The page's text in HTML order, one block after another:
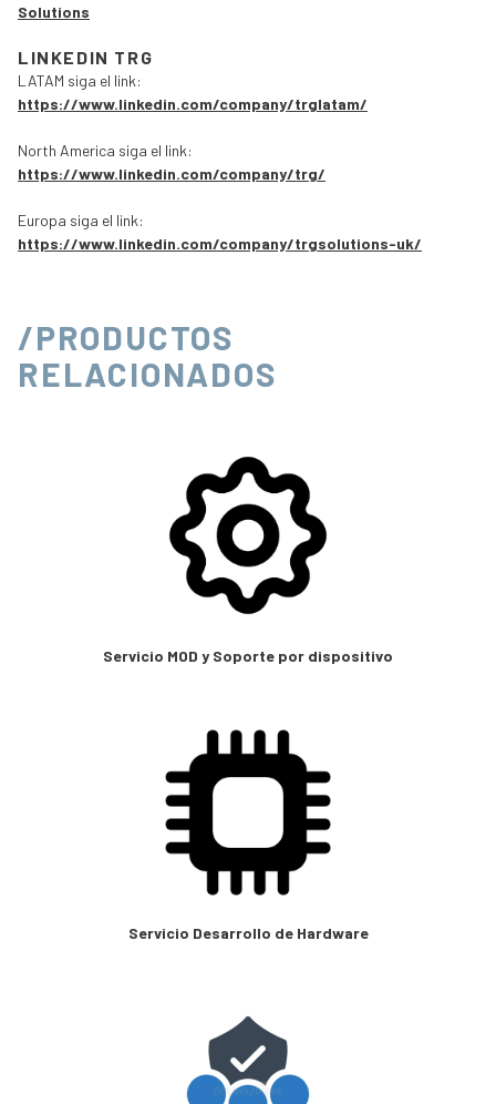
Solutions
LINKEDIN TRG
LATAM siga el link:
https://www.linkedin.com/company/trglatam/
North America siga el link:
https://www.linkedin.com/company/trg/
Europa siga el link:
https://www.linkedin.com/company/trgsolutions-uk/
/PRODUCTOS
RELACIONADOS
Servicio MOD y Soporte por dispositivo
Servicio Desarrollo de Hardware